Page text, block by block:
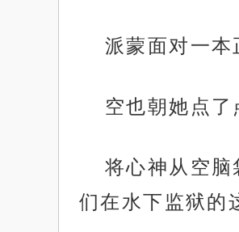
派蒙面对一本
空也朝她点了
将心神从空脑
们在水下监狱的